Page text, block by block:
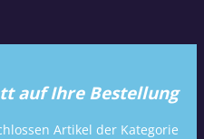
auf Ihre Bestellung
Artikel der Kategorie